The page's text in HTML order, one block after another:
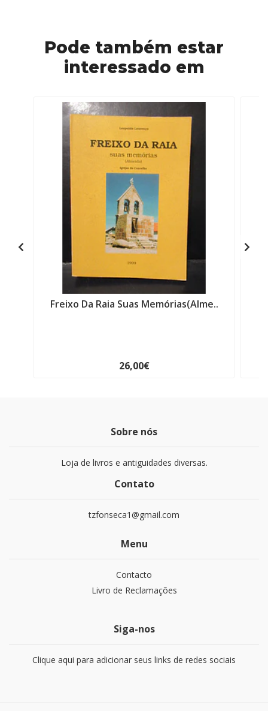
Pode também estar
interessado em
Freixo Da Raia Suas Memórias(Alme..
26,00€
Sobre nós
Loja de livros e antiguidades diversas.
Contato
tzfonseca1@gmail.com
Menu
Contacto
Livro de Reclamações
Siga-nos
Clique aqui para adicionar seus links de redes sociais